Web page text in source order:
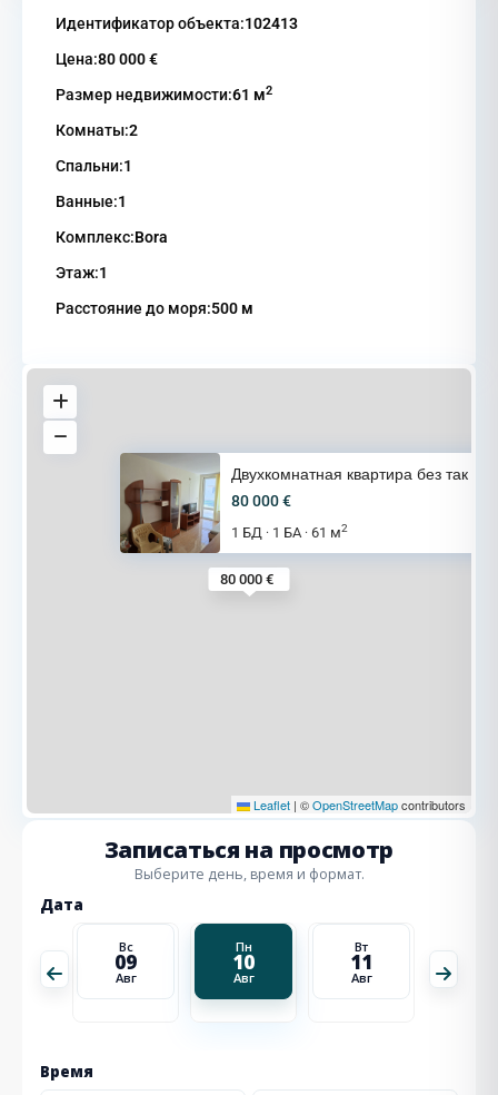
Идентификатор объекта:102413
Цена:80 000 €
Размер недвижимости:61 м2
Комнаты:2
Спальни:1
Ванные:1
Комплекс:Bora
Этаж:1
Расстояние до моря:500 м
80 000 €
Двухкомнатная квартира без так
80 000 €
1 БД · 1 БА · 61 м2
Leaflet | ©OpenStreetMapcontributors
Записаться на просмотр
Выберите день, время и формат.
Дата
Вс
09
Авг
Пн
10
Авг
Вт
11
Авг
Время